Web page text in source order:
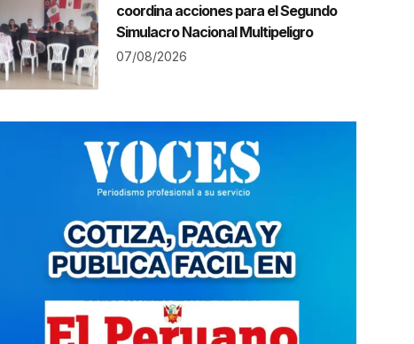
coordina acciones para el Segundo
Simulacro Nacional Multipeligro
07/08/2026